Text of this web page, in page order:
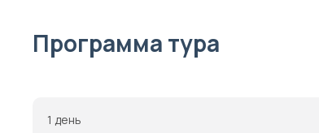
Программа тура
1 день